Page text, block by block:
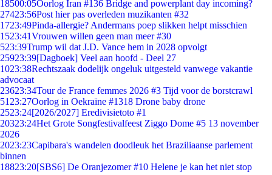
18500:05Oorlog Iran #136 Bridge and powerplant day incoming?
27423:56Post hier pas overleden muzikanten #32
1723:49Pinda-allergie? Andermans poep slikken helpt misschien
1523:41Vrouwen willen geen man meer #30
523:39Trump wil dat J.D. Vance hem in 2028 opvolgt
25923:39[Dagboek] Veel aan hoofd - Deel 27
1023:38Rechtszaak dodelijk ongeluk uitgesteld vanwege vakantie
advocaat
23623:34Tour de France femmes 2026 #3 Tijd voor de borstcrawl
51 23:27Oorlog in Oekraïne #1318 Drone baby drone
2523:24[2026/2027] Eredivisietoto #1
20323:24Het Grote Songfestivalfeest Ziggo Dome #5 13 november
2026
2023:23Capibara's wandelen doodleuk het Braziliaanse parlement
binnen
18823:20[SBS6] De Oranjezomer #10 Helene je kan het niet stop